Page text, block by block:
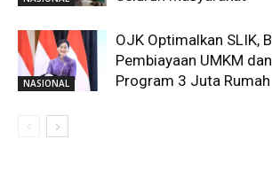
NASIONAL
OJK Optimalkan SLIK,
Pembiayaan UMKM
Program 3 Juta Rumah